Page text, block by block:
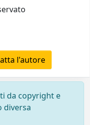
l'autore
da copyright e
diversa